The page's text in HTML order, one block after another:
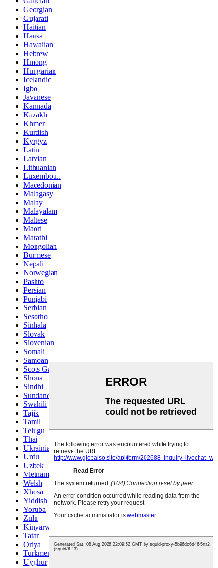
Georgian
Gujarati
Haitian
Hausa
Hawaiian
Hebrew
Hmong
Hungarian
Icelandic
Igbo
Javanese
Kannada
Kazakh
Khmer
Kurdish
Kyrgyz
Latin
Latvian
Lithuanian
Luxembou..
Macedonian
Malagasy
Malay
Malayalam
Maltese
Maori
Marathi
Mongolian
Burmese
Nepali
Norwegian
Pashto
Persian
Punjabi
Serbian
Sesotho
Sinhala
Slovak
Slovenian
Somali
Samoan
Scots Gaelic
Shona
Sindhi
Sundanese
Swahili
Tajik
Tamil
Telugu
Thai
Ukrainian
Urdu
Uzbek
Vietnamese
Welsh
Xhosa
Yiddish
Yoruba
Zulu
Kinyarwanda
Tatar
Oriya
Turkmen
Uyghur